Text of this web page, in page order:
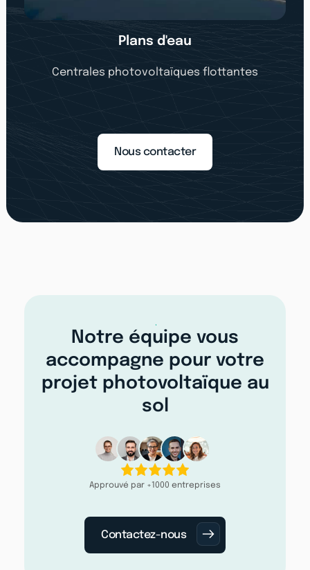
Plans d'eau
Centrales photovoltaïques flottantes
Nous contacter
Notre équipe vous
accompagne pour votre
projet photovoltaïque au
sol
Approuvé par +1000 entreprises
Contactez-nous